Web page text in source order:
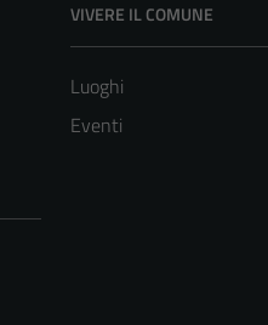
VIVERE IL COMUNE
Luoghi
Eventi